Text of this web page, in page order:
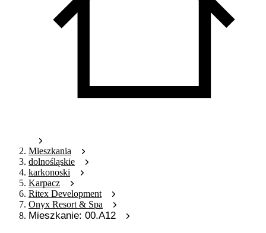
Mieszkania
dolnośląskie
karkonoski
Karpacz
Ritex Development
Onyx Resort & Spa
Mieszkanie: 00.A12